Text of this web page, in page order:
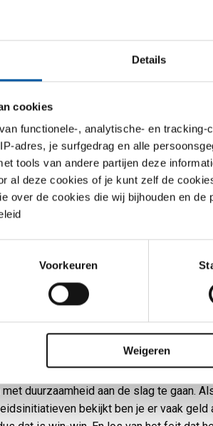
Details
cookies
functionele-, analytische- en
adres, je surfgedrag en alle
tools van andere partijen deze
al deze cookies of je kunt zelf de
over de cookies die wij bijhouden en
Voorkeuren
Weigeren
het Wood4Wood-programma.”
worden de pallets nu op dinsdag
MCB komen meestal op donderdag
de platen kunnen uitladen in ons
vervolgens op dinsdag weer retour naar
wij er intern in onze productie ook
de pallets nooit buiten en blijven zo
je daar niets mee doet. Eerst hebben we
je iedere keer bellen als er een stapel
konden worden opgehaald en dan toch
standaard op dinsdag gehaald en wordt er
mee gehouden. Sindsdien verloopt het
zonder dat het geld kost
we hiermee helpen in het
bijkomstigheid. We krijgen nu ook
duurzaamheid aan de slag te gaan.
bekijkt ben je er vaak geld